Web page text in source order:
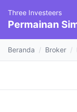
Three Investeers
Permainan
Beranda / Broker /